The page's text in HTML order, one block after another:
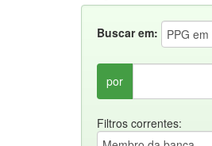
Buscar em:
por
Filtros correntes: